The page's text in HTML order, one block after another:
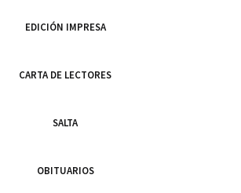
EDICIÓN IMPRESA
CARTA DE LECTORES
SALTA
OBITUARIOS